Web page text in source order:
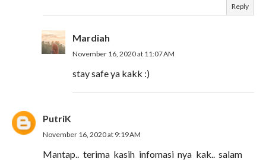
Reply
Mardiah
November 16, 2020 at 11:07 AM
stay safe ya kakk :)
PutriK
November 16, 2020 at 9:19 AM
Mantap.. terima kasih infomasi nya kak.. salam